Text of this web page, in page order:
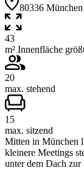
80336
43
m² Innenfläche
20
max. stehend
15
max. sitzend
Mitten in München
kleinere Meetings
unter dem Dach zur